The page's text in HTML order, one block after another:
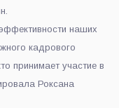
наших
кадрового
принимает участие в
Роксана